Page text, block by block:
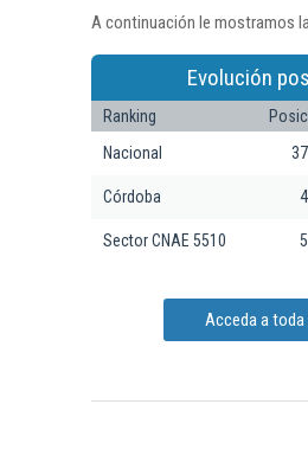
A continuación le mostramos
Evolución
Ranking
Nacional
Córdoba
Sector CNAE 5510
Acceda a